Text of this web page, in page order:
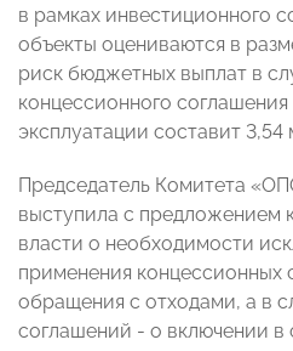
в рамках инвестиционного
объекты оцениваются в
риск бюджетных выплат в
концессионного
эксплуатации составит 3,54
Председатель Комитета
выступила с предложением
власти о необходимости
применения концессионных
обращения с отходами, а в
соглашений - о включении в